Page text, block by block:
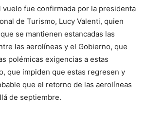
vuelo fue confirmada por la presidenta
de Turismo, Lucy Valenti, quien
se mantienen estancadas las
las aerolíneas y el Gobierno, que
polémicas exigencias a estas
que impiden que estas regresen y
que el retorno de las aerolíneas
de septiembre.